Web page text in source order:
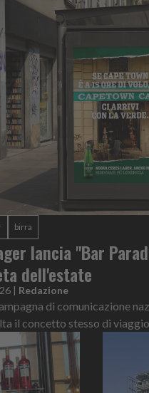
birra
lancia "Bar
dell'estate
| Redazione
di comunicazione
il concetto stesso di